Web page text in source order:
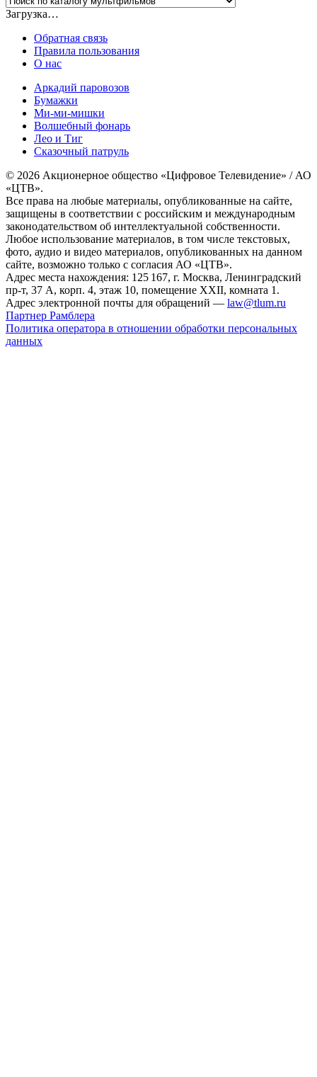
Загрузка…
Обратная связь
Правила пользования
О нас
Аркадий паровозов
Бумажки
Ми-ми-мишки
Волшебный фонарь
Лео и Тиг
Сказочный патруль
© 2026 Акционерное общество «Цифровое Телевидение» / АО
«ЦТВ».
Все права на любые материалы, опубликованные на сайте,
защищены в соответствии с российским и международным
законодательством об интеллектуальной собственности.
Любое использование материалов, в том числе текстовых,
фото, аудио и видео материалов, опубликованных на данном
сайте, возможно только с согласия АО «ЦТВ».
Адрес места нахождения: 125 167, г. Москва, Ленинградский
пр-т, 37 А, корп. 4, этаж 10, помещение XXII, комната 1.
Адрес электронной почты для обращений — law@tlum.ru
Партнер Рамблера
Политика оператора в отношении обработки персональных
данных